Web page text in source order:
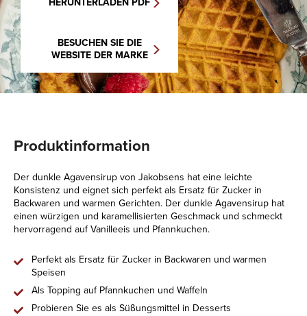
BESUCHEN SIE DIE
WEBSITE DER MARKE
Produktinformation
Der dunkle Agavensirup von Jakobsens hat eine leichte
Konsistenz und eignet sich perfekt als Ersatz für Zucker in
Backwaren und warmen Gerichten. Der dunkle Agavensirup hat
einen würzigen und karamellisierten Geschmack und schmeckt
hervorragend auf Vanilleeis und Pfannkuchen.
Perfekt als Ersatz für Zucker in Backwaren und warmen
Speisen
Als Topping auf Pfannkuchen und Waffeln
Probieren Sie es als Süßungsmittel in Desserts